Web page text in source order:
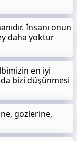
İnsanı onun
daha yoktur
en iyi
bizi düşünmesi
gözlerine,